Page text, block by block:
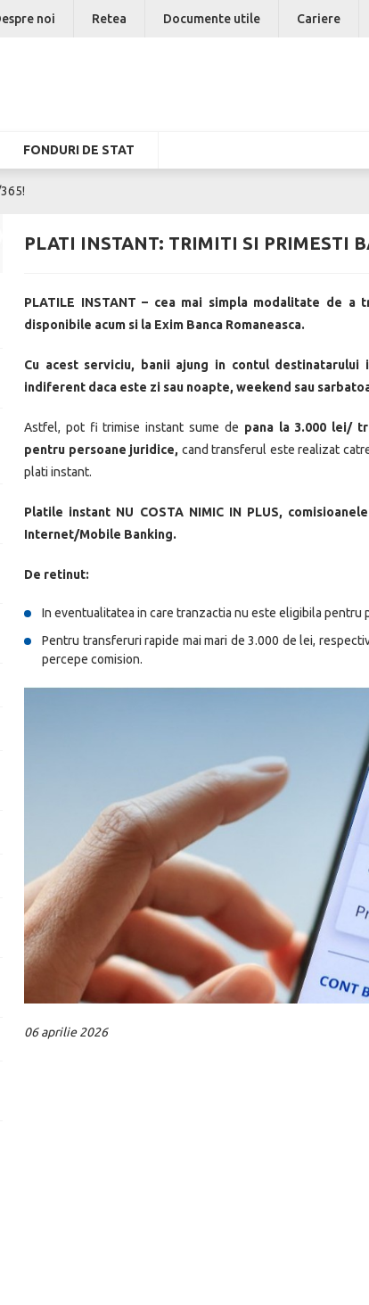
noi Retea Documente utile Cariere
FONDURI DE STAT
PLATI INSTANT: TRIMITI SI PRIMESTI
PLATILE INSTANT – cea mai simpla modalitate de
disponibile acum si la Exim Banca Romaneasca.
Cu acest serviciu, banii ajung in contul
indiferent daca este zi sau noapte, weekend sau
Astfel, pot fi trimise instant sume de pana la 3.000 lei/
pentru persoane juridice, cand transferul este realizat
plati instant.
Platile instant NU COSTA NIMIC IN PLUS,
Internet/Mobile Banking.
De retinut:
In eventualitatea in care tranzactia nu este eligibila pentru
Pentru transferuri rapide mai mari de 3.000 de lei,
percepe comision.
06 aprilie 2026